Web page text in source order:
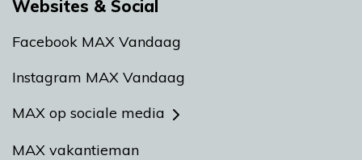
Websites & Social
Facebook MAX Vandaag
Instagram MAX Vandaag
MAX op sociale media
MAX vakantieman